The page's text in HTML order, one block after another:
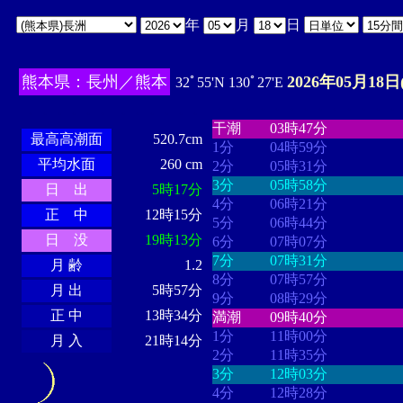
年 月 日
熊本県：長州／熊本 32ﾟ55'N 130ﾟ27'E 2026年05月18
最高高潮面
520.7cm
平均水面
260 cm
日 出
5時17分
正 中
12時15分
日 没
19時13分
月 齢
1.2
月 出
5時57分
正 中
13時34分
月 入
21時14分
干潮
03時47分
1分
04時59分
2分
05時31分
3分
05時58分
4分
06時21分
5分
06時44分
6分
07時07分
7分
07時31分
8分
07時57分
9分
08時29分
満潮
09時40分
1分
11時00分
2分
11時35分
3分
12時03分
4分
12時28分